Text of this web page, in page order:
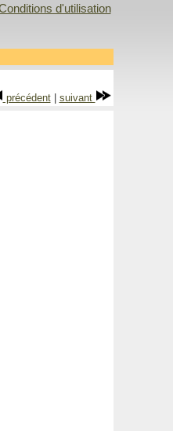
d'utilisation
précédent| suivant